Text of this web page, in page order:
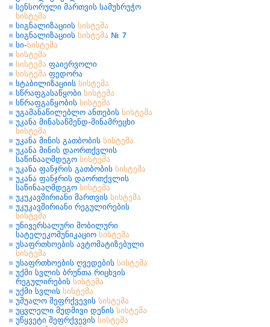
სენსორული მართვის სამუხრუჭო
სისტემა
სიგნალიზაციის სისტემა
სიგნალიზაციის სისტემა № 7
სი-სისტემა
სისტემა
სისტემა ფაიერვოლი
სისტემა ფედორა
სტაბილიზაციის სისტემა
სწრაფგასაწყობი სისტემა
სწრაფგაწყობის სისტემა
უგამანაწილებლო ანთების სისტემა
უკანა მინასაწმენდ-მინამრეცხი
სისტემა
უკანა მინის გათბობის სისტემა
უკანა მინის დაორთქვლის
საწინააღმდეგო სისტემა
უკანა ფანჯრის გათბობის სისტემა
უკანა ფანჯრის დაორთქვლის
საწინააღმდეგო სისტემა
უკუკავშირიანი მართვის სისტემა
უკუკავშირიანი რეგულირების
სისტემა
უნივერსალური მობილური
სატელეკომუნიკაციო სისტემა
უსაფრთხოების ავტომატიზებული
სისტემა
უსაფრთხოების ღვედების სისტემა
უქმი სვლის ბრუნთა რიცხვის
რეგულირების სისტემა
უქმი სვლის სისტემა
უშუალო შეფრქვევის სისტემა
უცვლელი მუდმივი დენის სისტემა
უწყვეტი შეფრქვევის სისტემა